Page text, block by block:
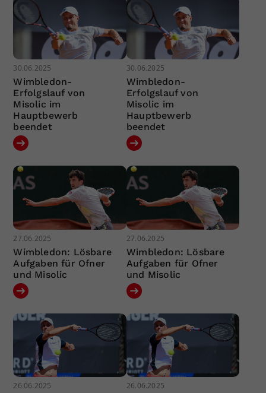
30.06.2025
Wimbledon-
Erfolgslauf von
Misolic im
Hauptbewerb
beendet
30.06.2025
Wimbledon-
Erfolgslauf von
Misolic im
Hauptbewerb
beendet
27.06.2025
Wimbledon: Lösbare
Aufgaben für Ofner
und Misolic
27.06.2025
Wimbledon: Lösbare
Aufgaben für Ofner
und Misolic
26.06.2025 26.06.2025